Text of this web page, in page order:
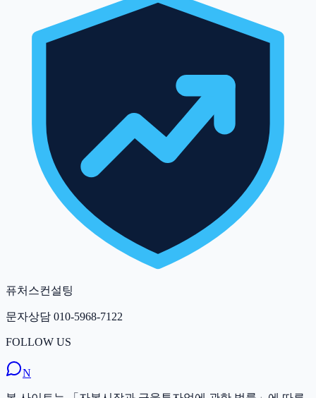
퓨처스컨설팅
문자상담 010-5968-7122
FOLLOW US
N